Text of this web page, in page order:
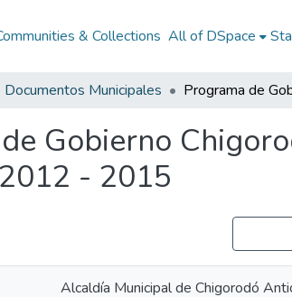
& Collections All of DSpace
Documentos Municipales
Gobierno
- 2015
Alcaldía Municipal de Chigorodó